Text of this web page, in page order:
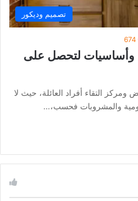
تصميم وديكور
674
لتحصل على
ومركز التقاء أفراد العائلة، حيث لا
والمشروبات فحسب،…